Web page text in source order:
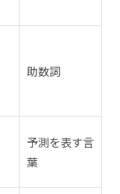
助数詞
予測を表す言
葉